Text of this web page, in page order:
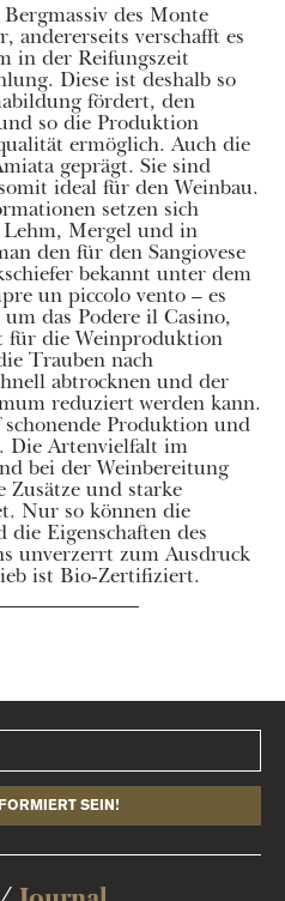
des Monte
andererseits verschafft es
in der Reifungszeit
Diese ist deshalb so
fördert, den
so die Produktion
ermöglich. Auch die
geprägt. Sie sind
ideal für den Weinbau.
setzen sich
Lehm, Mergel und in
den für den Sangiovese
bekannt unter dem
un piccolo vento – es
das Podere il Casino,
für die Weinproduktion
Trauben nach
abtrocknen und der
reduziert werden kann.
Produktion und
Die Artenvielfalt im
bei der Weinbereitung
Zusätze und starke
Nur so können die
Eigenschaften des
unverzerrt zum Ausdruck
ist Bio-Zertifiziert.
SEIN!